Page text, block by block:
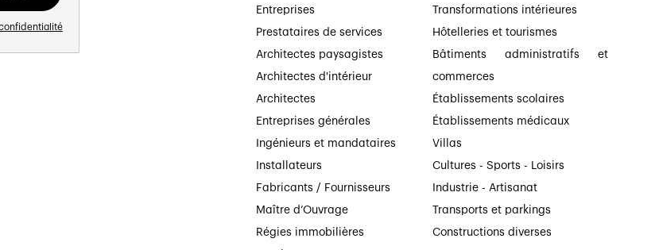
Entreprises
Prestataires de services
Architectes paysagistes
Architectes d'intérieur
Architectes
Entreprises générales
Ingénieurs et mandataires
Installateurs
Fabricants / Fournisseurs
Maître d’Ouvrage
Régies immobilières
Transformations intérieures
Hôtelleries et tourismes
Bâtiments administratifs et
commerces
Établissements scolaires
Établissements médicaux
Villas
Cultures - Sports - Loisirs
Industrie - Artisanat
Transports et parkings
Constructions diverses